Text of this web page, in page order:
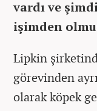
vardı ve
işimden
Lipkin
görevinden
olarak köpek